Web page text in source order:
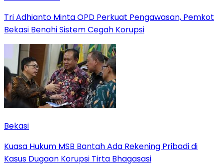
Tri Adhianto Minta OPD Perkuat Pengawasan, Pemkot
Bekasi Benahi Sistem Cegah Korupsi
Bekasi
Kuasa Hukum MSB Bantah Ada Rekening Pribadi di
Kasus Dugaan Korupsi Tirta Bhagasasi